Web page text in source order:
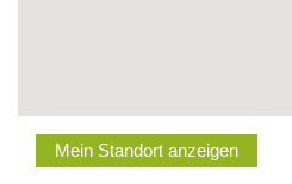
Mein Standort anzeigen